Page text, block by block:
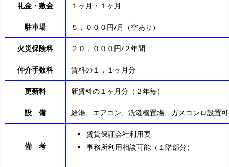
礼金・敷金 １ヶ月・１ヶ月
駐車場 ５，０００円/月（空あり）
火災保険料 ２０，０００円/２年間
仲介手数料 賃料の１．１ヶ月分
更新料 新賃料の１ヶ月分（２年毎）
設 備 給湯、エアコン、洗濯機置場、ガスコンロ設置
備 考
賃貸保証会社利用要
事務所利用相談可能（１階部分）